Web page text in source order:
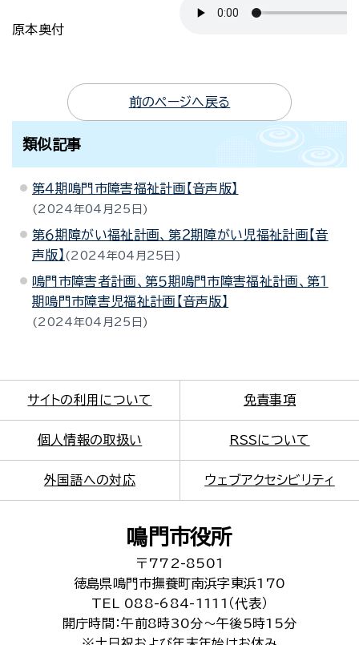
原本奥付
前のページへ戻る
類似記事
第４期鳴門市障害福祉計画【音声版】
2024年04月25日
第６期障がい福祉計画、第２期障がい児福祉計画【音
声版】
2024年04月25日
鳴門市障害者計画、第５期鳴門市障害福祉計画、第１
期鳴門市障害児福祉計画【音声版】
2024年04月25日
サイトの利用について 免責事項
個人情報の取扱い RSSについて
外国語への対応 ウェブアクセシビリティ
鳴門市役所
〒772-8501
徳島県鳴門市撫養町南浜字東浜170
TEL 088-684-1111（代表）
開庁時間：午前8時30分～午後5時15分